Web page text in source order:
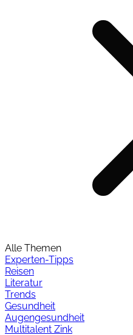
Alle Themen
Experten-Tipps
Reisen
Literatur
Trends
Gesundheit
Augengesundheit
Multitalent Zink